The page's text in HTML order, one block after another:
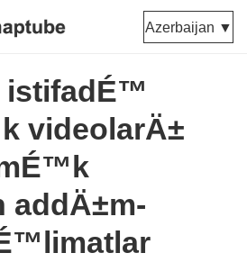
Azerbaijan ▼
istifadÉ™
videolarÄ±